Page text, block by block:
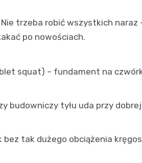
trzeba robić wszystkich naraz
po nowościach.
squat) – fundament na
budowniczy tyłu uda przy
bez tak dużego obciążenia